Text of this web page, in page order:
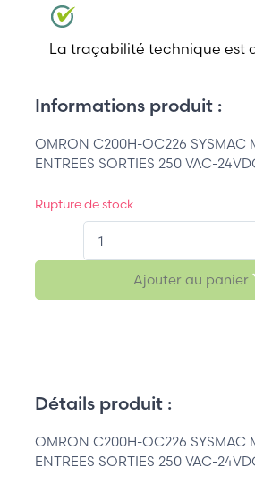
La traçabilité technique est
Informations produit :
OMRON C200H-OC226 SYSMAC
ENTREES SORTIES 250 VAC-
Rupture de stock
Ajouter au panier
Détails produit :
OMRON C200H-OC226 SYSMAC
ENTREES SORTIES 250 VAC-